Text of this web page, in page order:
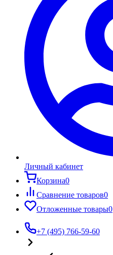
Личный кабинет
Корзина0
Сравнение товаров0
Отложенные товары0
+7 (495) 766-59-60